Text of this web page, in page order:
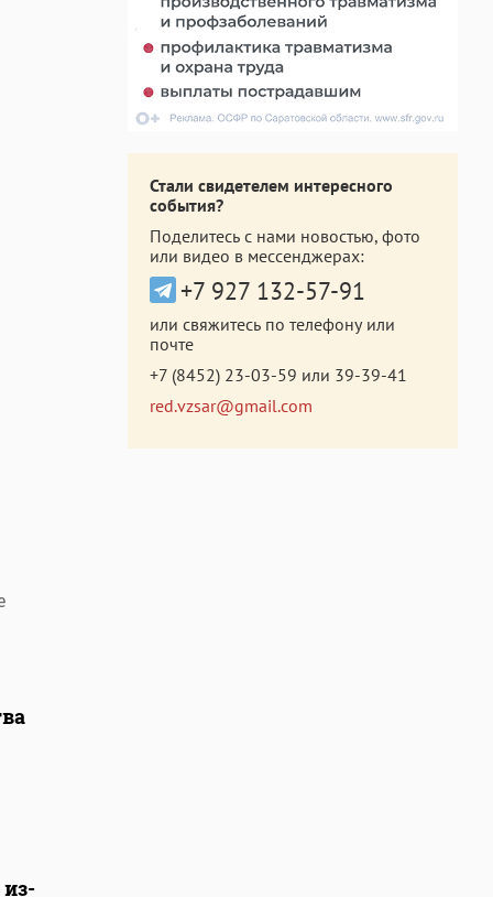
Стали свидетелем интересного
события?
Поделитесь с нами новостью, фото
или видео в мессенджерах:
+7 927 132-57-91
или свяжитесь по телефону или
почте
+7 (8452) 23-03-59 или 39-39-41
red.vzsar@gmail.com